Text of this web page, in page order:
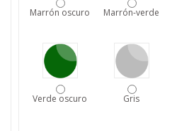
Marrón oscuro Marrón-verde
Verde oscuro Gris